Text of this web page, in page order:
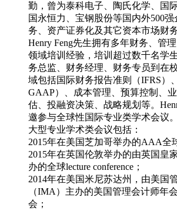
勤，曾为泰科电子、陶氏化学、国
国永恒力、宝钢股份等国内外500
务、资产证券化及其它资本市场财
Henry Feng先生拥有多年财务、管
领域培训经验，培训超过数千名学
务总监、财务经理、财务专员到在
域包括国际财务报告准则（IFRS）
GAAP）、成本管理、预算控制、
估、投融资决策、战略规划等。
邀参与全球性国际专业类学术会议
大型专业学术类会议包括：
2015年在美国芝加哥举办的AAA全
2015年在英国伦敦举办的由英国皇
办的全球lecture conference；
2014年在美国米尼苏达州，由美国
（IMA）主办的美国管理会计师年
会；